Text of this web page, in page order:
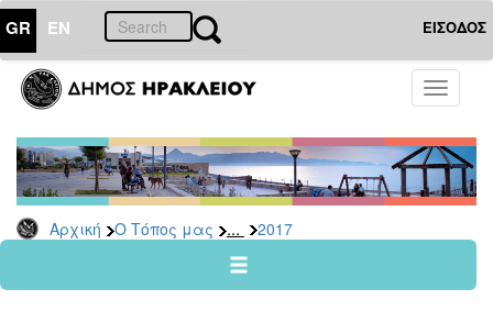
GR EN ΕΙΣΟΔΟΣ
Toggle
Αρχική Ο Τόπος μας ... 2017
ΤΟΠΟΣ
ΜΑΣ
Ανακοινώσεις
Αρχείο
2026
2024